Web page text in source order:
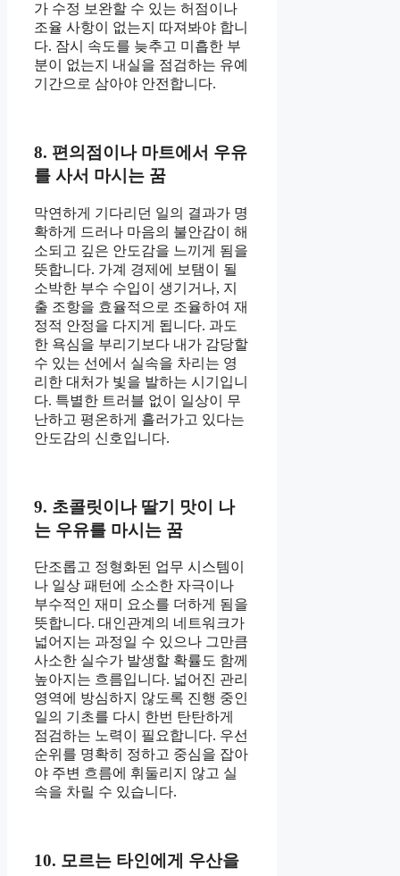
가 수정 보완할 수 있는 허점이나
조율 사항이 없는지 따져봐야 합니
다. 잠시 속도를 늦추고 미흡한 부
분이 없는지 내실을 점검하는 유예
기간으로 삼아야 안전합니다.
8. 편의점이나 마트에서 우유
를 사서 마시는 꿈
막연하게 기다리던 일의 결과가 명
확하게 드러나 마음의 불안감이 해
소되고 깊은 안도감을 느끼게 됨을
뜻합니다. 가계 경제에 보탬이 될
소박한 부수 수입이 생기거나, 지
출 조항을 효율적으로 조율하여 재
정적 안정을 다지게 됩니다. 과도
한 욕심을 부리기보다 내가 감당할
수 있는 선에서 실속을 차리는 영
리한 대처가 빛을 발하는 시기입니
다. 특별한 트러블 없이 일상이 무
난하고 평온하게 흘러가고 있다는
안도감의 신호입니다.
9. 초콜릿이나 딸기 맛이 나
는 우유를 마시는 꿈
단조롭고 정형화된 업무 시스템이
나 일상 패턴에 소소한 자극이나
부수적인 재미 요소를 더하게 됨을
뜻합니다. 대인관계의 네트워크가
넓어지는 과정일 수 있으나 그만큼
사소한 실수가 발생할 확률도 함께
높아지는 흐름입니다. 넓어진 관리
영역에 방심하지 않도록 진행 중인
일의 기초를 다시 한번 탄탄하게
점검하는 노력이 필요합니다. 우선
순위를 명확히 정하고 중심을 잡아
야 주변 흐름에 휘둘리지 않고 실
속을 차릴 수 있습니다.
10. 모르는 타인에게 우산을